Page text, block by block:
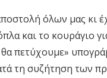
όλων μας κι
και το κουράγιο
πετύχουμε»
τη συζήτηση των